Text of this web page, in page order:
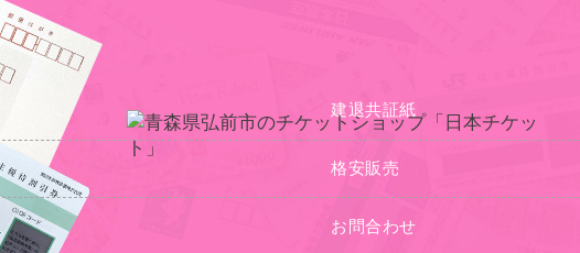
建退共証紙
格安販売
お問合わせ